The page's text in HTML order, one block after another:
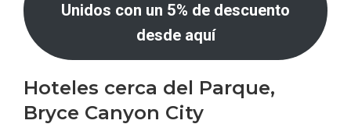
Unidos con un 5% de descuento
desde aquí
Hoteles cerca del Parque,
Bryce Canyon City